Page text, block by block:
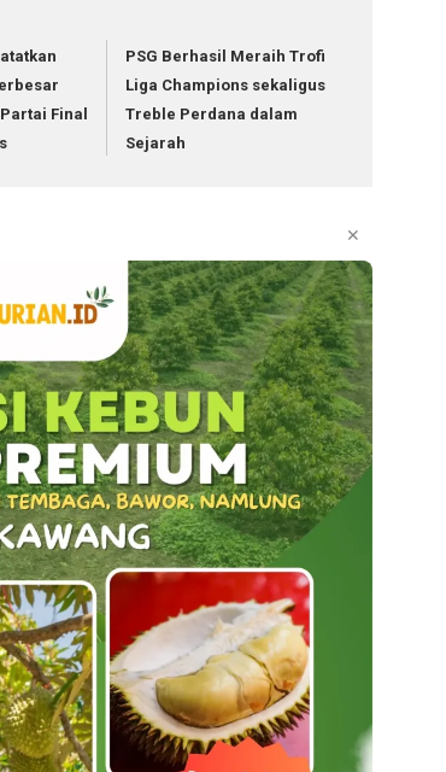
Final
PSG Berhasil Meraih Trofi
Liga Champions sekaligus
Treble Perdana dalam
Sejarah
✕